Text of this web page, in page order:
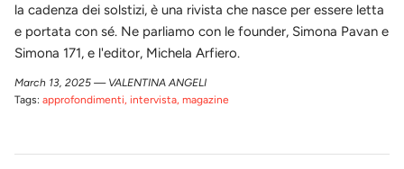
la cadenza dei solstizi, è una rivista che nasce per essere letta
e portata con sé. Ne parliamo con le founder, Simona Pavan e
Simona 171, e l'editor, Michela Arfiero.
March 13, 2025 — VALENTINA ANGELI
Tags: approfondimenti intervista magazine